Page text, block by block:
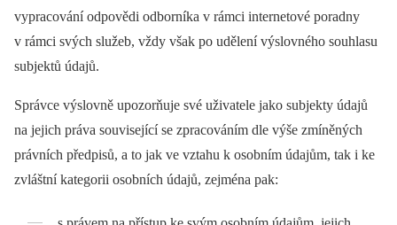
vypracování odpovědi odborníka v rámci internetové poradny
v rámci svých služeb, vždy však po udělení výslovného souhlasu
subjektů údajů.
Správce výslovně upozorňuje své uživatele jako subjekty údajů
na jejich práva související se zpracováním dle výše zmíněných
právních předpisů, a to jak ve vztahu k osobním údajům, tak i ke
zvláštní kategorii osobních údajů, zejména pak: